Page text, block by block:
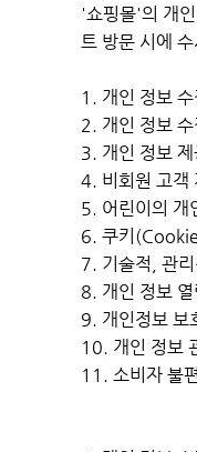
'쇼핑몰'의 개
트 방문 시에
1. 개인 정보
2. 개인 정보
3. 개인 정보
4. 비회원 고객
5. 어린이의 개
6. 쿠키
7. 기술적, 관
8. 개인 정보
9. 개인정보 보
10. 개인 정보
11. 소비자 불